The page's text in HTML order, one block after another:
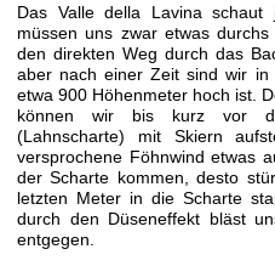
Das Valle della Lavina
müssen uns zwar etwas
den direkten Weg durch das
aber nach einer Zeit sind wir
etwa 900 Höhenmeter hoch ist.
können wir bis kurz vor
(Lahnscharte) mit Skiern
versprochene Föhnwind etwas
der Scharte kommen, desto
letzten Meter in die Scharte
durch den Düseneffekt bläst
entgegen.